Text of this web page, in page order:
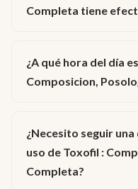
Completa tiene
¿A qué hora del día
Composicion,
¿Necesito seguir
uso de Toxofil :
Completa?